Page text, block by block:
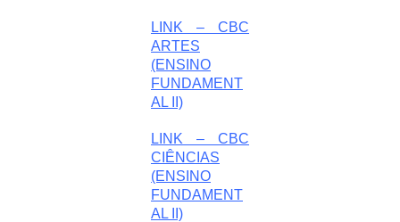
LINK – CBC
ARTES
(ENSINO
FUNDAMENT
AL II)
LINK – CBC
CIÊNCIAS
(ENSINO
FUNDAMENT
AL II)